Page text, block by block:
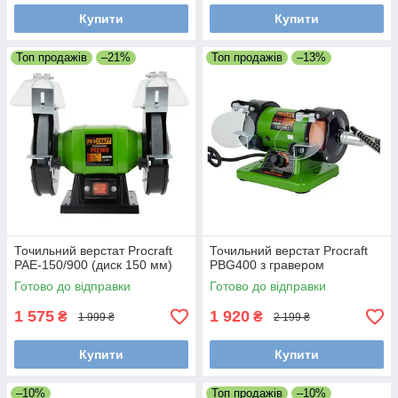
Купити Купити
Топ продажів –21%
Точильний верстат Procraft
PAE-150/900 (диск 150 мм)
Готово до відправки
1 575 ₴ 1 999 ₴
Купити
Топ продажів –13%
Точильний верстат Procraft
PBG400 з гравером
Готово до відправки
1 920 ₴ 2 199 ₴
Купити
–10% Топ продажів –10%